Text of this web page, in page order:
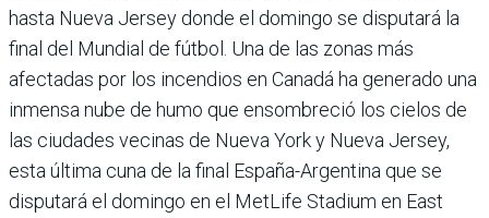
hasta Nueva Jersey donde el domingo se disputará la
final del Mundial de fútbol. Una de las zonas más
afectadas por los incendios en Canadá ha generado una
inmensa nube de humo que ensombreció los cielos de
las ciudades vecinas de Nueva York y Nueva Jersey,
esta última cuna de la final España-Argentina que se
disputará el domingo en el MetLife Stadium en East